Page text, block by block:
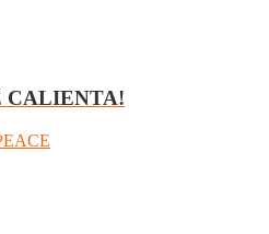
CALIENTA!